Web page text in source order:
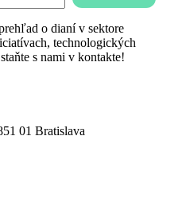
o dianí v sektore
technologických
s nami v kontakte!
01 Bratislava